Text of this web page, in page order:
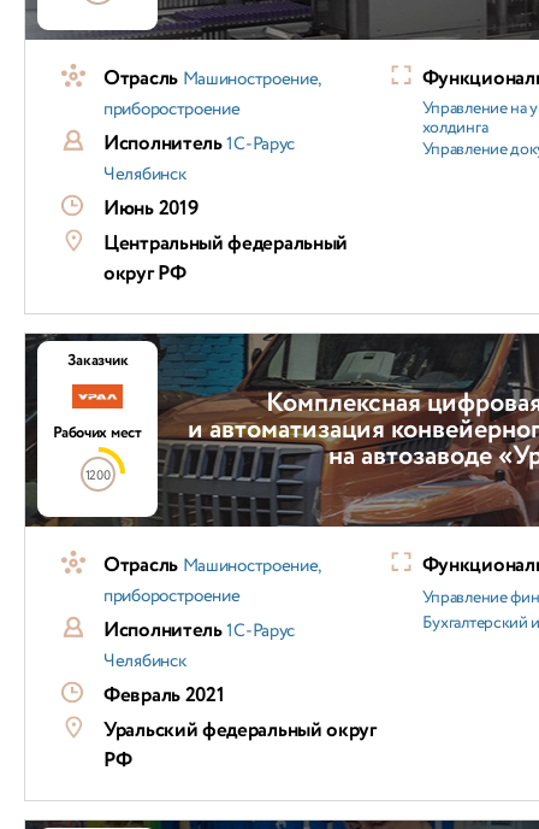
Отрасль Машиностроение,
приборостроение
Исполнитель1С-Рарус
Челябинск
Июнь 2019
Центральный федеральный
округ РФ
Управление на
холдинга
Управление
Комплексная
и автоматизация
на автозаводе
Заказчик
Рабочих мест
1200
Отрасль Машиностроение,
приборостроение
Исполнитель1С-Рарус
Челябинск
Февраль 2021
Уральский федеральный округ
РФ
Управление
Бухгалтерский